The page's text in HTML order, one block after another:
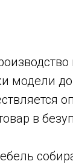
модели
в